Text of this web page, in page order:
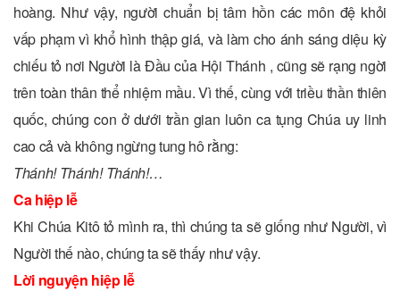
hoàng. Như vậy, người chuẩn bị tâm hồn các môn đệ khỏi
vấp phạm vì khổ hình thập giá, và làm cho ánh sáng diệu kỳ
chiếu tỏ nơi Người là Ðầu của Hội Thánh , cũng sẽ rạng ngời
trên toàn thân thể nhiệm mầu. Vì thế, cùng với triều thần thiên
quốc, chúng con ở dưới trần gian luôn ca tụng Chúa uy linh
cao cả và không ngừng tung hô rằng:
Thánh! Thánh! Thánh!…
Ca hiệp lễ
Khi Chúa Kitô tỏ mình ra, thì chúng ta sẽ giống như Người, vì
Người thế nào, chúng ta sẽ thấy như vậy.
Lời nguyện hiệp lễ